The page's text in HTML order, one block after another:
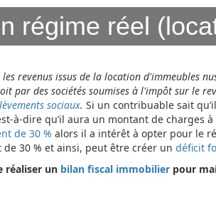
régime réel
les revenus issus de la location d'immeubles
par des sociétés soumises à l'impôt sur le
sociaux. Si un contribuable sait
à-dire qu’il aura un montant de
de 30 % alors il a intérêt à opter pour le
de 30 % et ainsi, peut être créer un déficit
réaliser un bilan fiscal immobilier pour